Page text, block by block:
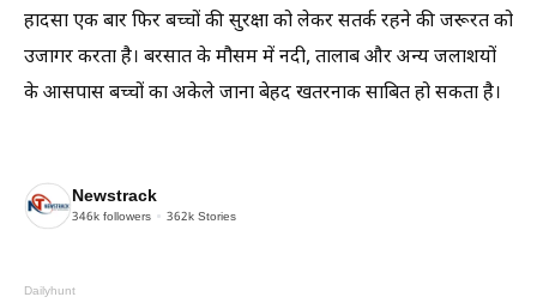
हादसा एक बार फिर बच्चों की सुरक्षा को लेकर सतर्क रहने की जरूरत को
उजागर करता है। बरसात के मौसम में नदी, तालाब और अन्य जलाशयों
के आसपास बच्चों का अकेले जाना बेहद खतरनाक साबित हो सकता है।
Newstrack
346k followers 362k Stories
Dailyhunt